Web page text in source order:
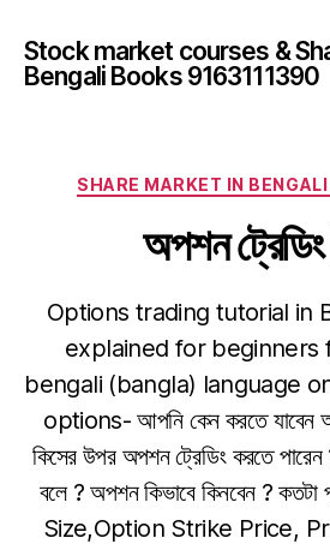
Stock market courses &
Bengali Books 9163111390
SHARE MARKET IN BENGALI -
অপশন
Options trading tutorial in
explained for beginners
bengali (bangla) language
options- আপনি কেন করতে যাবেন
কিসের উপর অপশন ট্রেডিং করতে
বলে ? অপশন কিভাবে কিনবেন ? কতটা
Size,Option Strike Price,